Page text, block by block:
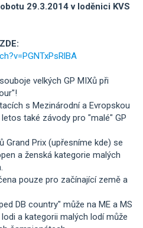
29.3.2014 v loděnici KVS
velkých GP MIXů při
s Mezinárodní a Evropskou
také závody pro "malé" GP
Grand Prix (upřesníme kde) se
a ženská kategorie malých
pouze pro začínající země a
DB country" může na ME a MS
a kategorii malých lodí může